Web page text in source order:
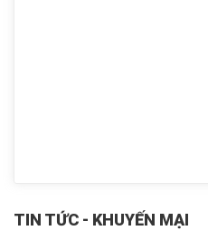
TIN TỨC - KHUYẾN MẠI